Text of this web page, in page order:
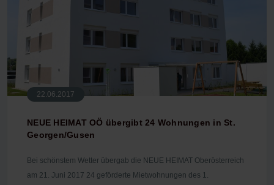
22.06.2017
NEUE HEIMAT OÖ übergibt 24 Wohnungen in St.
Georgen/Gusen
Bei schönstem Wetter übergab die NEUE HEIMAT Oberösterreich
am 21. Juni 2017 24 geförderte Mietwohnungen des 1.